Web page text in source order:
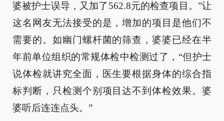
婆被护士误导，又加了562.8元的检查项目。”让
这名网友无法接受的是，增加的项目是他们不
需要的。如幽门螺杆菌的筛查，婆婆已经在半
年前单位组织的常规体检中检测过了，“但护士
说体检就讲究全面，医生要根据身体的综合指
标判断，只检测个别项目达不到体检效果。婆
婆听后连连点头。”